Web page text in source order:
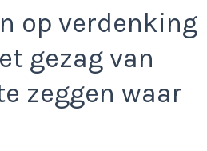
op verdenking
gezag van
zeggen waar